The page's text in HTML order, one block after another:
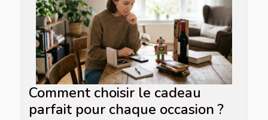
Comment choisir le cadeau
parfait pour chaque occasion ?